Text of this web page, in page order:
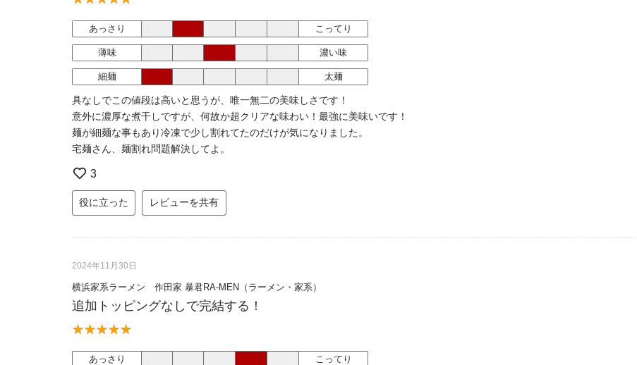
あっさり こってり
薄味 濃い味
細麺 太麺
具なしでこの値段は高いと思うが、唯一無二の美味しさです！
意外に濃厚な煮干しですが、何故か超クリアな味わい！最強に美味いです！
麺が細麺な事もあり冷凍で少し割れてたのだけが気になりました。
宅麺さん、麺割れ問題解決してよ。
3
役に立った レビューを共有
2024年11月30日
横浜家系ラーメン 作田家 暴君RA-MEN（ラーメン・家系）
追加トッピングなしで完結する！
あっさり こってり